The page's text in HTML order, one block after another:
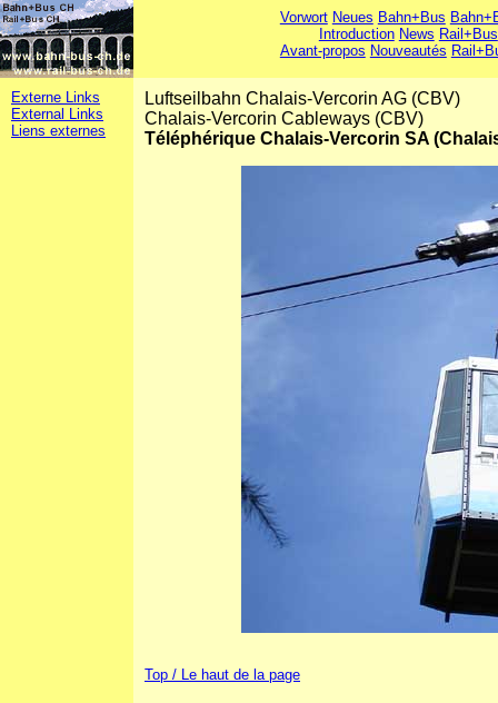
Vorwort Neues Bahn+Bus
Introduction News Rail+Bus
Avant-propos Nouveautés
Externe Links
External Links
Liens externes
Luftseilbahn Chalais-Vercorin AG (CBV)
Chalais-Vercorin Cableways (CBV)
Téléphérique Chalais-Vercorin SA
Top / Le haut de la page